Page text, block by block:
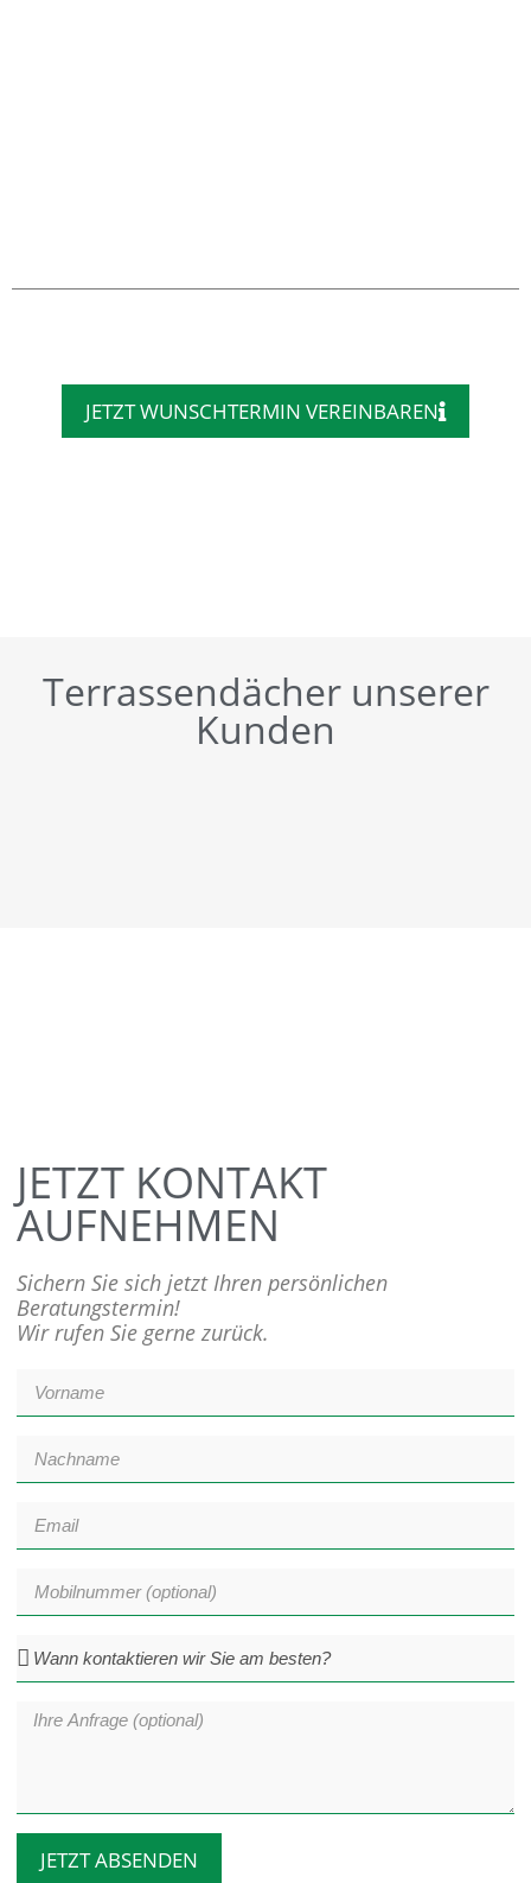
JETZT WUNSCHTERMIN VEREINBAREN
Terrassendächer unserer
Kunden
JETZT KONTAKT
AUFNEHMEN
Sichern Sie sich jetzt Ihren persönlichen
Beratungstermin!
Wir rufen Sie gerne zurück.
JETZT ABSENDEN